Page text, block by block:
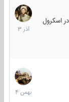
7
آذر
1403
30
بهمن
1404